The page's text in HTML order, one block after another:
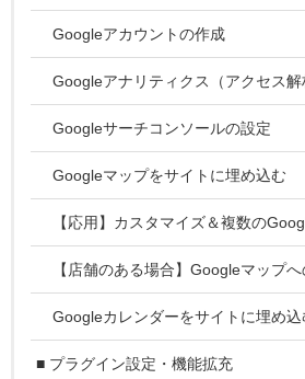
Googleアカウントの作成
Googleアナリティクス（アクセス解
Googleサーチコンソールの設定
Googleマップをサイトに埋め込む
【応用】カスタマイズ＆複数の
【店舗のある場合】Googleマップ
Googleカレンダーをサイトに埋め込
■ プラグイン設定・機能拡充